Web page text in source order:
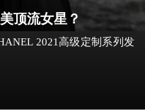
顶流女星？
2021高级定制系列发